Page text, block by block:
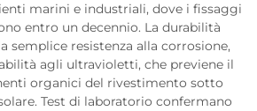
marini e industriali, dove i fissaggi
entro un decennio. La durabilità
semplice resistenza alla corrosione,
agli ultravioletti, che previene il
organici del rivestimento sotto
Test di laboratorio confermano